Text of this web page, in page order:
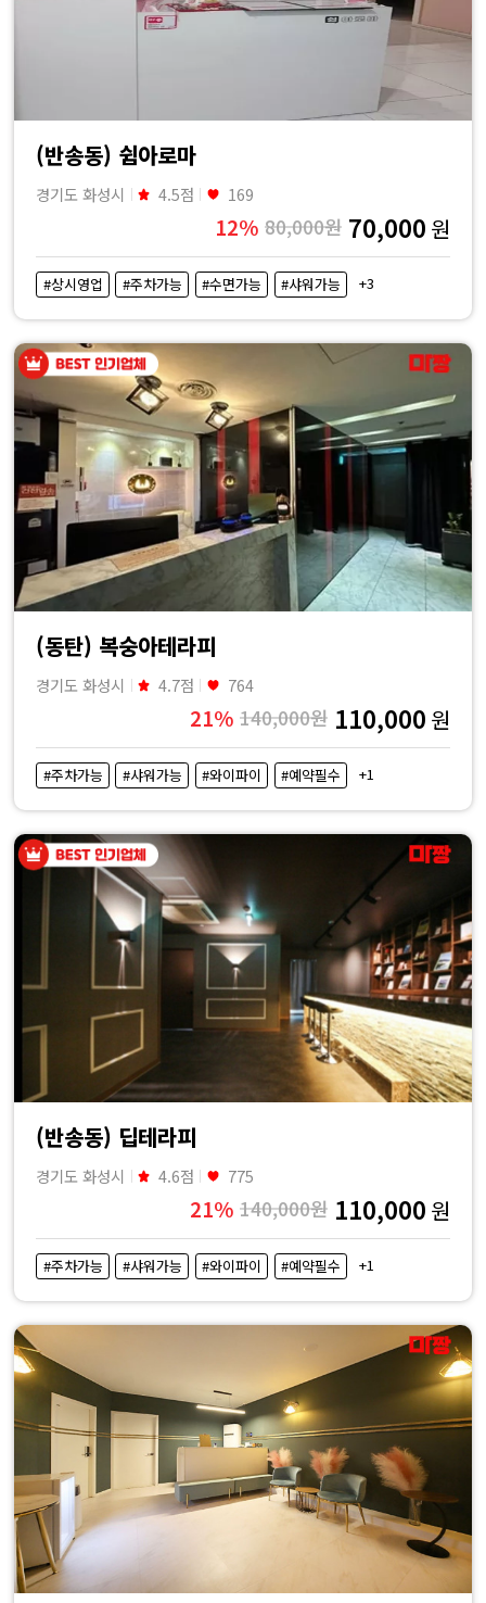
(반송동) 쉼아로마
경기도 화성시 4.5점 169
12% 80,000원 70,000 원
#상시영업 #주차가능 #수면가능 #샤워가능 +3
(동탄) 복숭아테라피
경기도 화성시 4.7점 764
21% 140,000원 110,000 원
#주차가능 #샤워가능 #와이파이 #예약필수 +1
(반송동) 딥테라피
경기도 화성시 4.6점 775
21% 140,000원 110,000 원
#주차가능 #샤워가능 #와이파이 #예약필수 +1